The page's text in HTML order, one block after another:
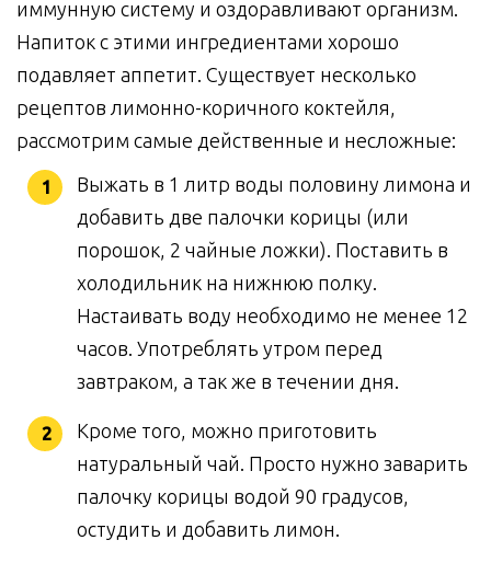
иммунную систему и оздоравливают организм.
Напиток с этими ингредиентами хорошо
подавляет аппетит. Существует несколько
рецептов лимонно-коричного коктейля,
рассмотрим самые действенные и несложные:
Выжать в 1 литр воды половину лимона и
добавить две палочки корицы (или
порошок, 2 чайные ложки). Поставить в
холодильник на нижнюю полку.
Настаивать воду необходимо не менее 12
часов. Употреблять утром перед
завтраком, а так же в течении дня.
Кроме того, можно приготовить
натуральный чай. Просто нужно заварить
палочку корицы водой 90 градусов,
остудить и добавить лимон.